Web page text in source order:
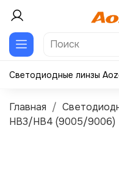
Светодиодные линзы
Главная
HB3/HB4 (9005/9006)